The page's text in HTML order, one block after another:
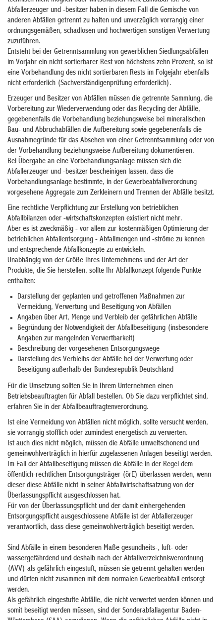
Abfallerzeuger und -besitzer haben in diesem Fall die Gemische von
anderen Abfällen getrennt zu halten und unverzüglich vorrangig einer
ordnungsgemäßen, schadlosen und hochwertigen sonstigen Verwertung
zuzuführen.
Entsteht bei der Getrenntsammlung von gewerblichen Siedlungsabfällen
im Vorjahr ein nicht sortierbarer Rest von höchstens zehn Prozent, so ist
eine Vorbehandlung des nicht sortierbaren Rests im Folgejahr ebenfalls
nicht erforderlich (Sachverständigenprüfung erforderlich).
Erzeuger und Besitzer von Abfällen müssen die getrennte Sammlung, die
Vorbereitung zur Wiederverwendung oder das Recycling der Abfälle,
gegebenenfalls die Vorbehandlung beziehungsweise bei mineralischen
Bau- und Abbruchabfällen die Aufbereitung sowie gegebenenfalls die
Ausnahmegründe für das Absehen von einer Getrenntsammlung oder von
der Vorbehandlung beziehungsweise Aufbereitung dokumentieren.
Bei Übergabe an eine Vorbehandlungsanlage müssen sich die
Abfallerzeuger und -besitzer bescheinigen lassen, dass die
Vorbehandlungsanlage bestimmte, in der Gewerbeabfallverordnung
vorgesehene Aggregate zum Zerkleinern und Trennen der Abfälle besitzt.
Eine rechtliche Verpflichtung zur Erstellung von betrieblichen
Abfallbilanzen oder -wirtschaftskonzepten existiert nicht mehr.
Aber es ist zweckmäßig - vor allem zur kostenmäßigen Optimierung der
betrieblichen Abfallentsorgung - Abfallmengen und -ströme zu kennen
und entsprechende Abfallkonzepte zu entwickeln.
Unabhängig von der Größe Ihres Unternehmens und der Art der
Produkte, die Sie herstellen, sollte Ihr Abfallkonzept folgende Punkte
enthalten:
Darstellung der geplanten und getroffenen Maßnahmen zur
Vermeidung, Verwertung und Beseitigung von Abfällen
Angaben über Art, Menge und Verbleib der gefährlichen Abfälle
Begründung der Notwendigkeit der Abfallbeseitigung (insbesondere
Angaben zur mangelnden Verwertbarkeit)
Beschreibung der vorgesehenen Entsorgungswege
Darstellung des Verbleibs der Abfälle bei der Verwertung oder
Beseitigung außerhalb der Bundesrepublik Deutschland
Für die Umsetzung sollten Sie in Ihrem Unternehmen einen
Betriebsbeauftragten für Abfall bestellen. Ob Sie dazu verpflichtet sind,
erfahren Sie in der Abfallbeauftragtenverordnung.
Ist eine Vermeidung von Abfällen nicht möglich, sollte versucht werden,
sie vorrangig stofflich oder zumindest energetisch zu verwerten.
Ist auch dies nicht möglich, müssen die Abfälle umweltschonend und
gemeinwohlverträglich in hierfür zugelassenen Anlagen beseitigt werden.
Im Fall der Abfallbeseitigung müssen die Abfälle in der Regel dem
öffentlich-rechtlichen Entsorgungsträger (örE) überlassen werden, wenn
dieser diese Abfälle nicht in seiner Abfallwirtschaftsatzung von der
Überlassungspflicht ausgeschlossen hat.
Für von der Überlassungspflicht und der damit einhergehenden
Entsorgungspflicht ausgeschlossene Abfälle ist der Abfallerzeuger
verantwortlich, dass diese gemeinwohlverträglich beseitigt werden.
Sind Abfälle in einem besonderen Maße gesundheits-, luft- oder
wassergefährdend und deshalb nach der Abfallverzeichnisverordnung
(AVV) als gefährlich eingestuft, müssen sie getrennt gehalten werden
und dürfen nicht zusammen mit dem normalen Gewerbeabfall entsorgt
werden.
Als gefährlich eingestufte Abfälle, die nicht verwertet werden können und
somit beseitigt werden müssen, sind der Sonderabfallagentur Baden-